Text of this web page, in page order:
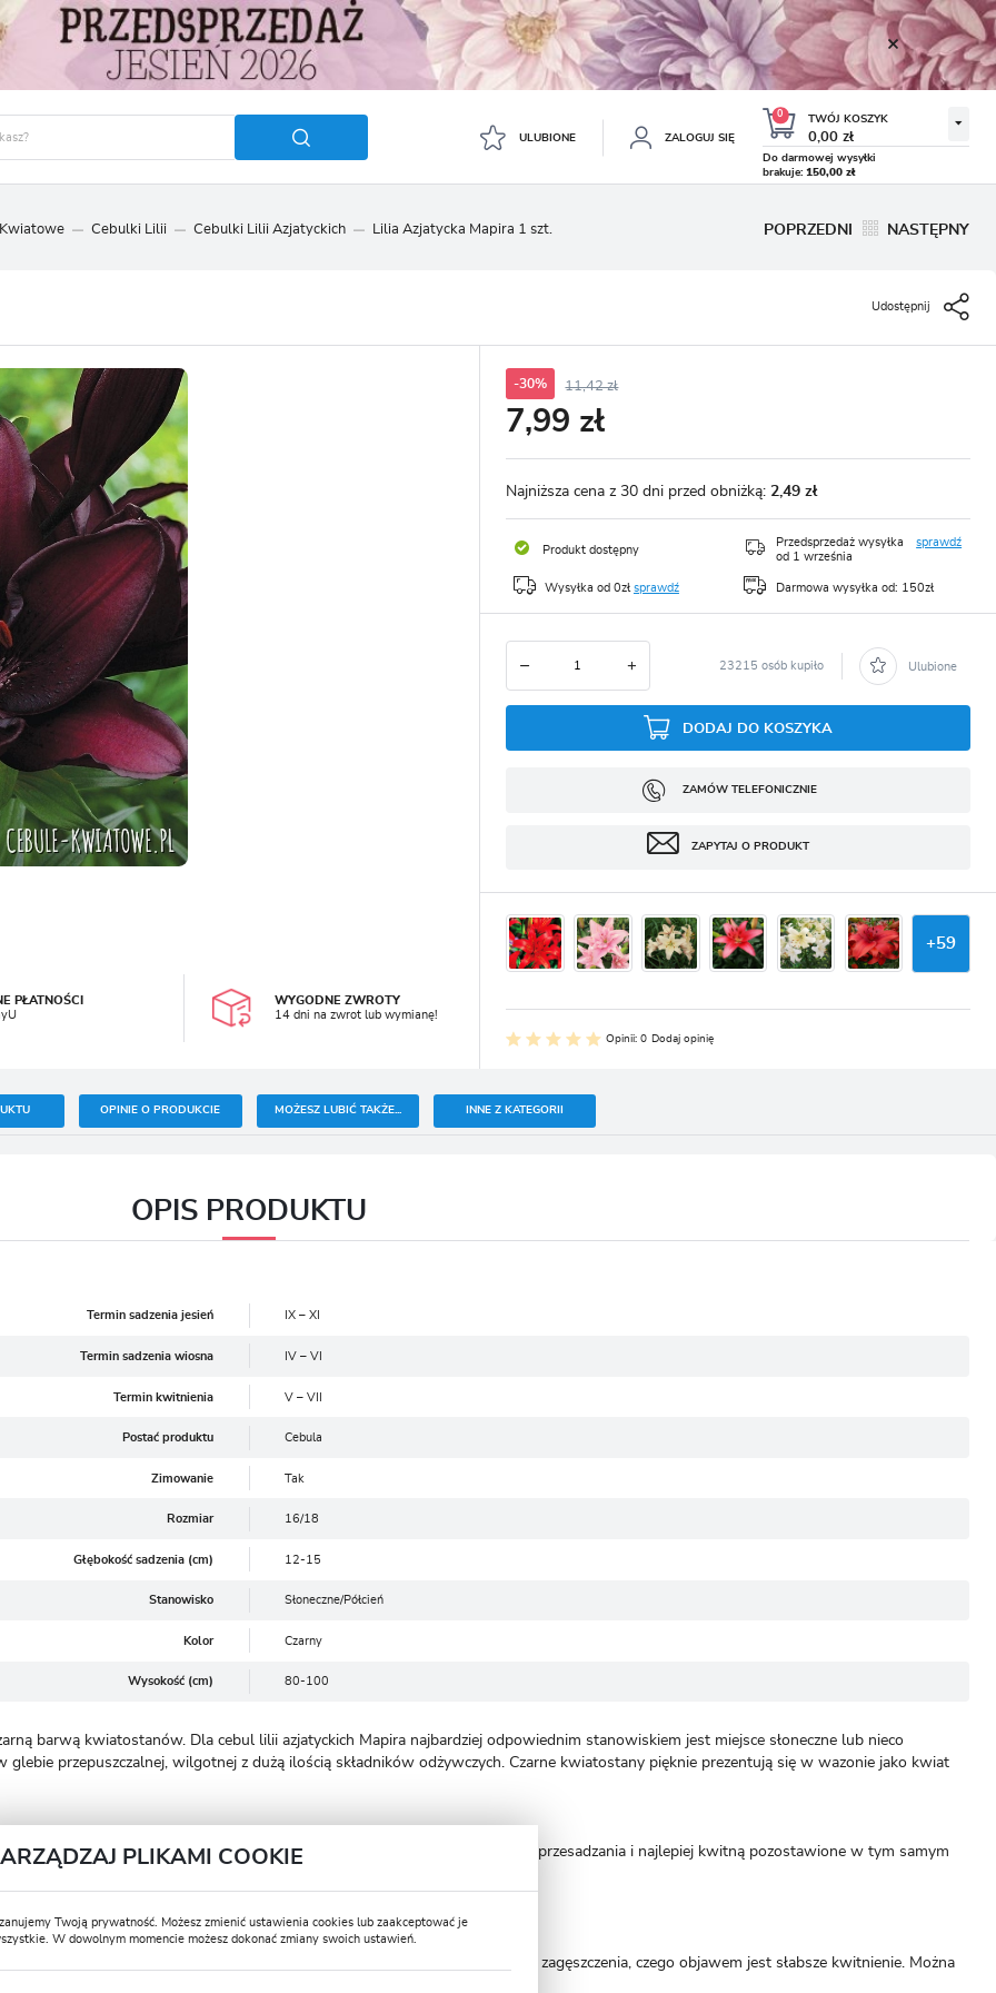
ULUBIONE ZALOGUJ SIĘ
Zapomniałem hasła
SIĘ
podgląd statusu realizacji zamówień
brak konieczności wprowadzania swoich danych przy kolejnych zakupach
0 TWÓJ KOSZYK
0,00 zł
8.99 zł 19.43 zł
KROKUS WIOSENNY MIX 50
19.99 zł 43.32 zł
Do darmowej wysyłki
brakuje: 150,00 zł
Cebulki Lilii Cebulki Lilii Azjatyckich Lilia Azjatycka Mapira 1 szt. POPRZEDNI NASTĘPNY
Udostępnij
PŁATNOŚCI
WYGODNE ZWROTY
14 dni na zwrot lub wymianę!
-30% 11,42 zł
7,99 zł
Najniższa cena z 30 dni przed obniżką: 2,49 zł
Produkt dostępny
Przedsprzedaż wysyłka
od 1 września
sprawdź
Wysyłka od 0zł sprawdź Darmowa wysyłka od: 150zł
23215 osób kupiło Ulubione
DODAJ DO KOSZYKA
ZAMÓW TELEFONICZNIE
ZAPYTAJ O PRODUKT
+59
Opinii: 0 Dodaj opinię
OPINIE O PRODUKCIE MOŻESZ LUBIĆ TAKŻE... INNE Z KATEGORII
OPIS PRODUKTU
Termin sadzenia jesień IX – XI
Termin sadzenia wiosna IV – VI
Termin kwitnienia V – VII
Postać produktu Cebula
Zimowanie Tak
Rozmiar 16/18
Głębokość sadzenia (cm) 12-15
Stanowisko Słoneczne/Półcień
Kolor Czarny
Wysokość (cm) 80-100
barwą kwiatostanów. Dla cebul lilii azjatyckich Mapira najbardziej odpowiednim stanowiskiem jest miejsce słoneczne lub nieco
glebie przepuszczalnej, wilgotnej z dużą ilością składników odżywczych. Czarne kwiatostany pięknie prezentują się w wazonie jako kwiat
powinno być dobrze przemyślane, ponieważ lilie nie lubią częstego przesadzania i najlepiej kwitną pozostawione w tym samym
maj) na głębokość 12-15 cm, przesadzamy w przypadku nadmiernego zagęszczenia, czego objawem jest słabsze kwitnienie. Można
przenosić na balkony, tarasy.
PLIKAMI COOKIE
Twoją prywatność. Możesz zmienić ustawienia cookies lub zaakceptować je
W dowolnym momencie możesz dokonać zmiany swoich ustawień.